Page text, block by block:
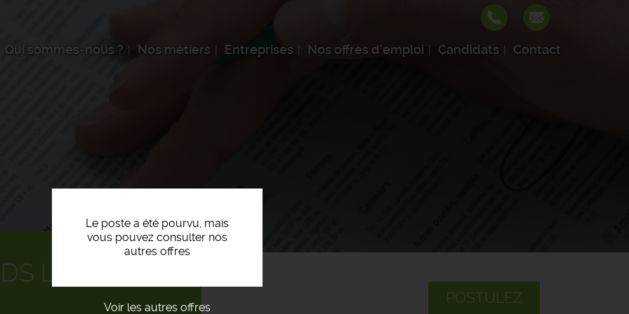
Qui sommes-nous ? Nos métiers Entreprises Nos offres d'emploi Candidats Contact
Le poste a été pourvu, mais
vous pouvez consulter nos
autres offres
Voir les autres offres
POSTULEZ
LOURD F/H